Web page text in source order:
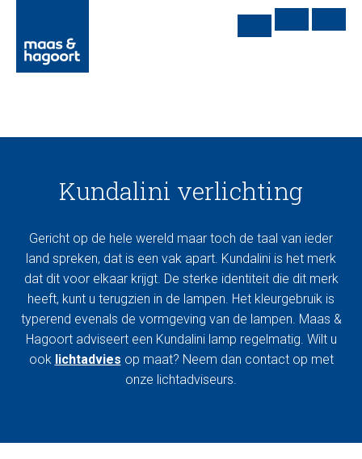
Kundalini verlichting
Gericht op de hele wereld maar toch de taal van ieder
land spreken, dat is een vak apart. Kundalini is het merk
dat dit voor elkaar krijgt. De sterke identiteit die dit merk
heeft, kunt u terugzien in de lampen. Het kleurgebruik is
typerend evenals de vormgeving van de lampen. Maas &
Hagoort adviseert een Kundalini lamp regelmatig. Wilt u
ook lichtadvies op maat? Neem dan contact op met
onze lichtadviseurs.